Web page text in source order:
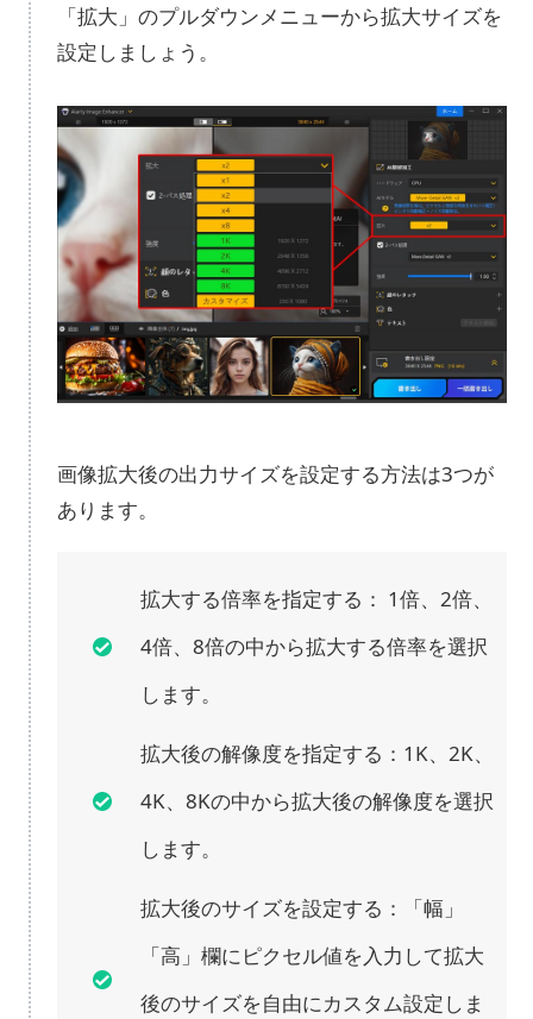
「拡大」のプルダウンメニューから拡大サイズを
設定しましょう。
画像拡大後の出力サイズを設定する方法は3つが
あります。
拡大する倍率を指定する： 1倍、2倍、
4倍、8倍の中から拡大する倍率を選択
します。
拡大後の解像度を指定する：1K、2K、
4K、8Kの中から拡大後の解像度を選択
します。
拡大後のサイズを設定する：「幅」
「高」欄にピクセル値を入力して拡大
後のサイズを自由にカスタム設定しま